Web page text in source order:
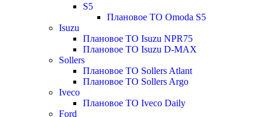
S5
Плановое ТО Omoda S5
Isuzu
Плановое ТО Isuzu NPR75
Плановое ТО Isuzu D-MAX
Sollers
Плановое ТО Sollers Atlant
Плановое ТО Sollers Argo
Iveco
Плановое ТО Iveco Daily
Ford